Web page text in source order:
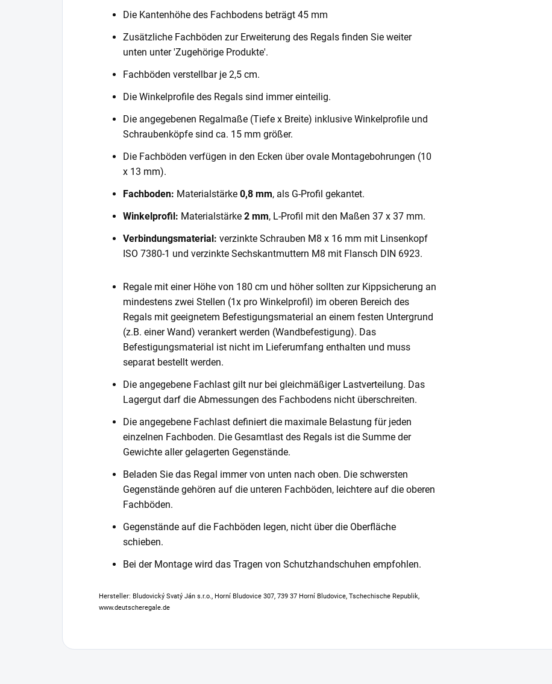
Die Kantenhöhe des Fachbodens beträgt 45 mm
Zusätzliche Fachböden zur Erweiterung des Regals finden Sie weiter
unten unter 'Zugehörige Produkte'.
Fachböden verstellbar je 2,5 cm.
Die Winkelprofile des Regals sind immer einteilig.
Die angegebenen Regalmaße (Tiefe x Breite) inklusive Winkelprofile und
Schraubenköpfe sind ca. 15 mm größer.
Die Fachböden verfügen in den Ecken über ovale Montagebohrungen (10
x 13 mm).
Fachboden: Materialstärke 0,8 mm, als G-Profil gekantet.
Winkelprofil: Materialstärke 2 mm, L-Profil mit den Maßen 37 x 37 mm.
Verbindungsmaterial: verzinkte Schrauben M8 x 16 mm mit Linsenkopf
ISO 7380-1 und verzinkte Sechskantmuttern M8 mit Flansch DIN 6923.
Regale mit einer Höhe von 180 cm und höher sollten zur Kippsicherung an
mindestens zwei Stellen (1x pro Winkelprofil) im oberen Bereich des
Regals mit geeignetem Befestigungsmaterial an einem festen Untergrund
(z.B. einer Wand) verankert werden (Wandbefestigung). Das
Befestigungsmaterial ist nicht im Lieferumfang enthalten und muss
separat bestellt werden.
Die angegebene Fachlast gilt nur bei gleichmäßiger Lastverteilung. Das
Lagergut darf die Abmessungen des Fachbodens nicht überschreiten.
Die angegebene Fachlast definiert die maximale Belastung für jeden
einzelnen Fachboden. Die Gesamtlast des Regals ist die Summe der
Gewichte aller gelagerten Gegenstände.
Beladen Sie das Regal immer von unten nach oben. Die schwersten
Gegenstände gehören auf die unteren Fachböden, leichtere auf die oberen
Fachböden.
Gegenstände auf die Fachböden legen, nicht über die Oberfläche
schieben.
Bei der Montage wird das Tragen von Schutzhandschuhen empfohlen.
Hersteller: Bludovický Svatý Ján s.r.o., Horní Bludovice 307, 739 37 Horní Bludovice, Tschechische Republik,
www.deutscheregale.de